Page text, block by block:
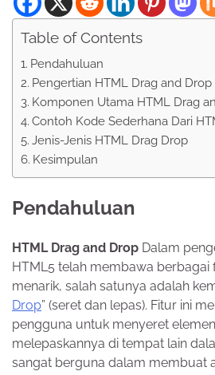
Table of Contents
Pendahuluan
Pengertian HTML Drag and Drop
Komponen Utama HTML Drag
Contoh Kode Sederhana Dari
Jenis-Jenis HTML Drag Drop
Kesimpulan
Pendahuluan
HTML Drag and Drop Dalam
HTML5 telah membawa berbagai
menarik, salah satunya adalah
Drop” (seret dan lepas). Fitur ini
pengguna untuk menyeret
melepaskannya di tempat lain
sangat berguna dalam membuat